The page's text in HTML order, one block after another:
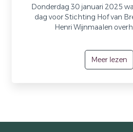
Donderdag 30 januari 2025
dag voor Stichting Hof van
Henri Wijnmaalen
Meer lezen